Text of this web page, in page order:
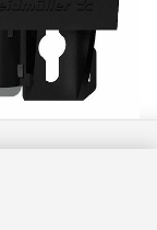
gefunden